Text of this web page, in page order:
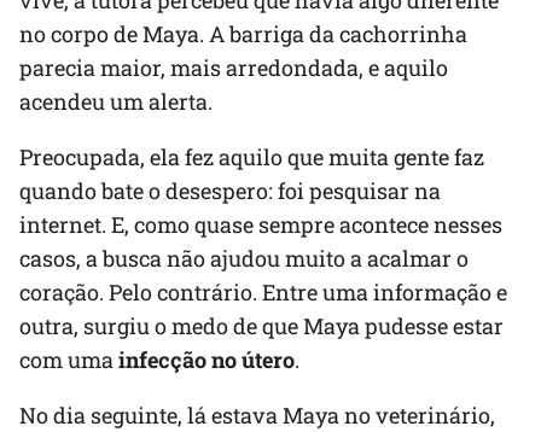
no corpo de Maya. A barriga da cachorrinha
parecia maior, mais arredondada, e aquilo
acendeu um alerta.
Preocupada, ela fez aquilo que muita gente faz
quando bate o desespero: foi pesquisar na
internet. E, como quase sempre acontece nesses
casos, a busca não ajudou muito a acalmar o
coração. Pelo contrário. Entre uma informação e
outra, surgiu o medo de que Maya pudesse estar
com umainfecção no útero.
No dia seguinte, lá estava Maya no veterinário,